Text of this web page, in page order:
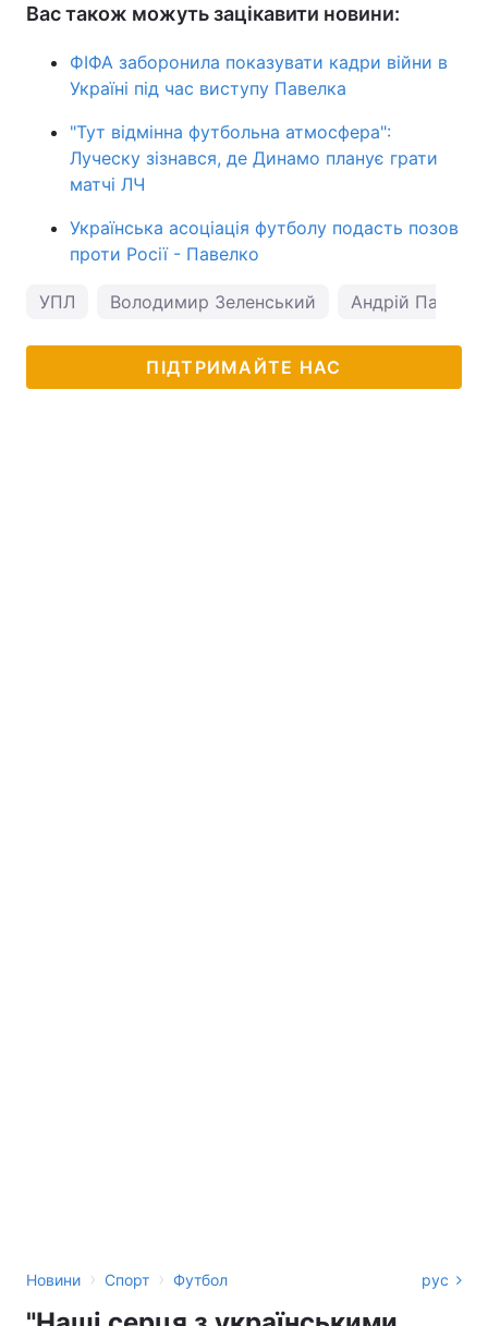
Вас також можуть зацікавити новини:
ФІФА заборонила показувати кадри війни в
Україні під час виступу Павелка
"Тут відмінна футбольна атмосфера":
Луческу зізнався, де Динамо планує грати
матчі ЛЧ
Українська асоціація футболу подасть позов
проти Росії - Павелко
УПЛ Володимир Зеленський Андрій Павелко
ПІДТРИМАЙТЕ НАС
Новини › Спорт › Футбол рус